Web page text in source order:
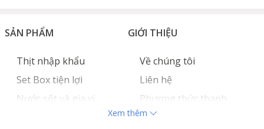
SẢN PHẨM
Thịt nhập khẩu
Set Box tiện lợi
Nước sốt và gia vị
GIỚI THIỆU
Về chúng tôi
Liên hệ
Phương thức thanh
toán
Xem thêm